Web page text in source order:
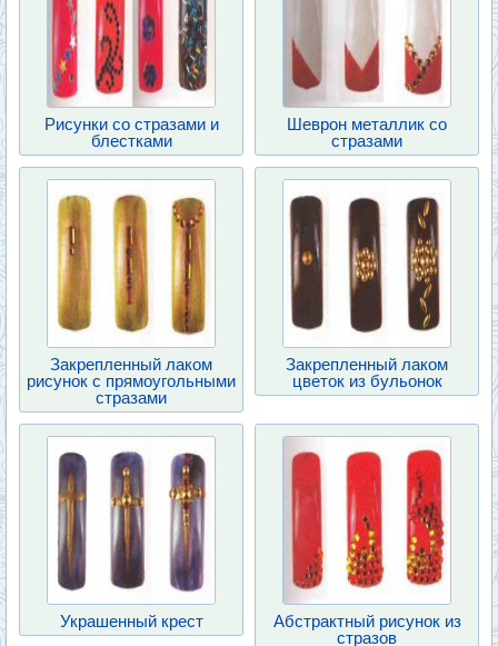
Рисунки со стразами и
блестками
Шеврон металлик со
стразами
Закрепленный лаком
рисунок с прямоугольными
стразами
Закрепленный лаком
цветок из бульонок
Украшенный крест
Абстрактный рисунок из
стразов